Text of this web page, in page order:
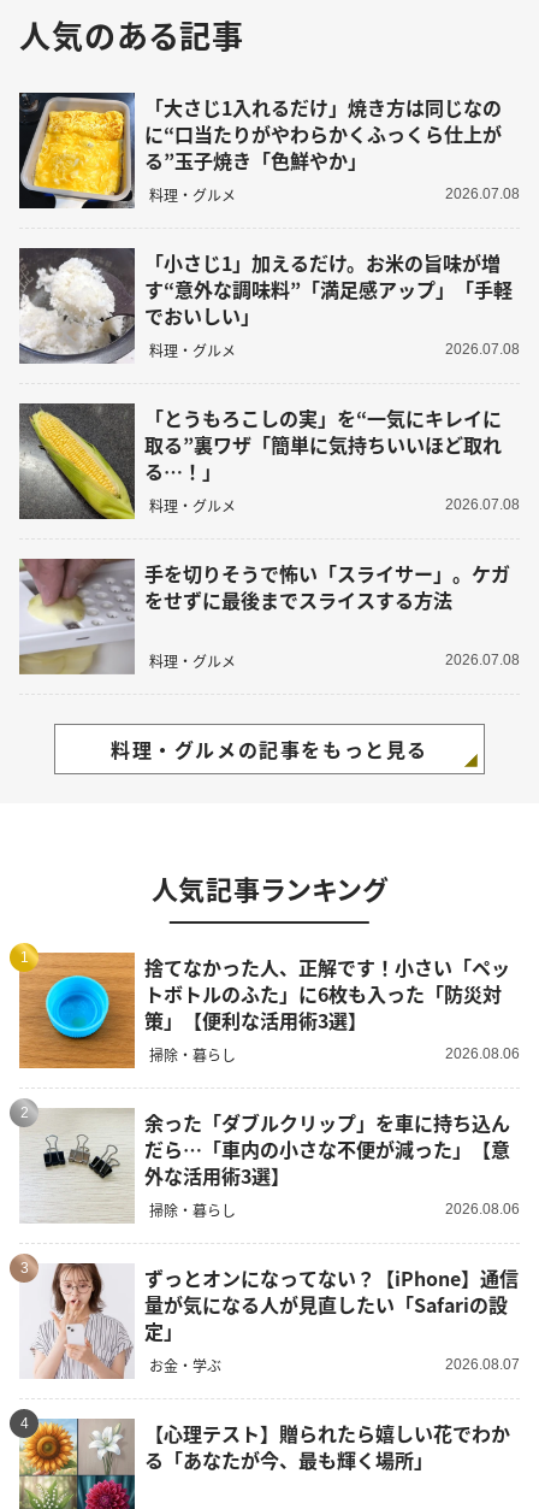
人気のある記事
「大さじ1入れるだけ」焼き方は同じなの
に“口当たりがやわらかくふっくら仕上が
る”玉子焼き「色鮮やか」
料理・グルメ 2026.07.08
「小さじ1」加えるだけ。お米の旨味が増
す“意外な調味料”「満足感アップ」「手軽
でおいしい」
料理・グルメ 2026.07.08
「とうもろこしの実」を“一気にキレイに
取る”裏ワザ「簡単に気持ちいいほど取れ
る…！」
料理・グルメ 2026.07.08
手を切りそうで怖い「スライサー」。ケガ
をせずに最後までスライスする方法
料理・グルメ 2026.07.08
料理・グルメの記事をもっと見る
人気記事ランキング
1
捨てなかった人、正解です！小さい「ペッ
トボトルのふた」に6枚も入った「防災対
策」【便利な活用術3選】
掃除・暮らし 2026.08.06
2
余った「ダブルクリップ」を車に持ち込ん
だら…「車内の小さな不便が減った」【意
外な活用術3選】
掃除・暮らし 2026.08.06
3
ずっとオンになってない？【iPhone】通信
量が気になる人が見直したい「Safariの設
定」
お金・学ぶ 2026.08.07
4
【心理テスト】贈られたら嬉しい花でわか
る「あなたが今、最も輝く場所」